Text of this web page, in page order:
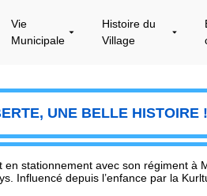
Vie
Municipale
Histoire du
Village
UNE BELLE HISTOIRE !
stationnement avec son régiment à
Influencé depuis l’enfance par la